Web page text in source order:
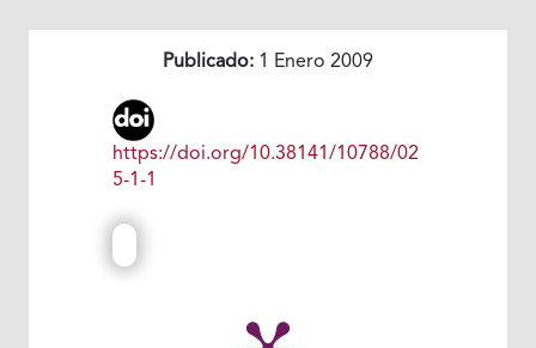
Publicado: 1 Enero 2009
https://doi.org/10.38141/10788/02
5-1-1